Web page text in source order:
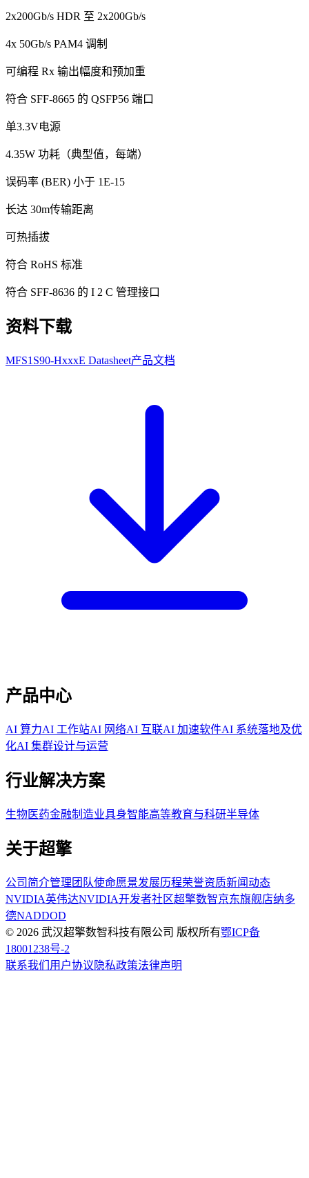
2x200Gb/s HDR 至 2x200Gb/s
4x 50Gb/s PAM4 调制
可编程 Rx 输出幅度和预加重
符合 SFF-8665 的 QSFP56 端口
单3.3V电源
4.35W 功耗（典型值，每端）
误码率 (BER) 小于 1E-15
长达 30m传输距离
可热插拔
符合 RoHS 标准
符合 SFF-8636 的 I 2 C 管理接口
资料下载
MFS1S90-HxxxE Datasheet产品文档
产品中心
AI 算力AI 工作站AI 网络AI 互联AI 加速软件AI 系统落地及优
化AI 集群设计与运营
行业解决方案
生物医药金融制造业具身智能高等教育与科研半导体
关于超擎
公司简介管理团队使命愿景发展历程荣誉资质新闻动态
NVIDIA英伟达NVIDIA开发者社区超擎数智京东旗舰店纳多
德NADDOD
© 2026 武汉超擎数智科技有限公司 版权所有鄂ICP备
18001238号-2
联系我们 用户协议 隐私政策法律声明